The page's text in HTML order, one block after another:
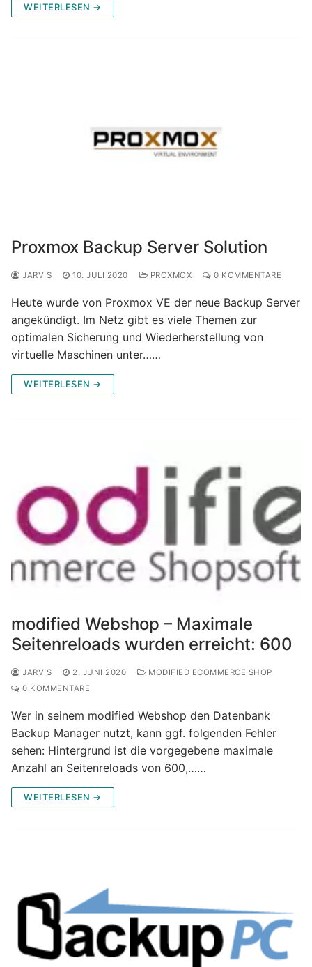
WEITERLESEN →
Proxmox Backup Server Solution
JARVIS 10. JULI 2020 PROXMOX 0 KOMMENTARE
Heute wurde von Proxmox VE der neue Backup Server
angekündigt. Im Netz gibt es viele Themen zur
optimalen Sicherung und Wiederherstellung von
virtuelle Maschinen unter……
WEITERLESEN →
modified Webshop – Maximale
Seitenreloads wurden erreicht: 600
JARVIS 2. JUNI 2020
MODIFIED ECOMMERCE SHOP
0 KOMMENTARE
Wer in seinem modified Webshop den Datenbank
Backup Manager nutzt, kann ggf. folgenden Fehler
sehen: Hintergrund ist die vorgegebene maximale
Anzahl an Seitenreloads von 600,……
WEITERLESEN →